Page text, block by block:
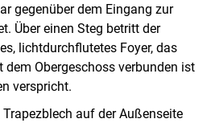
gegenüber dem Eingang zur
Über einen Steg betritt der
lichtdurchflutetes Foyer, das
Obergeschoss verbunden ist
verspricht.
auf der Außenseite